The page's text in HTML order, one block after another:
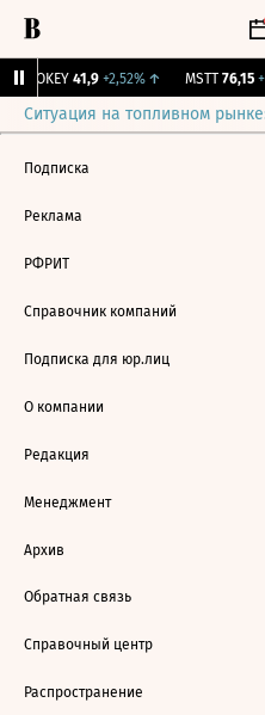
OKEY 41,9 +2,52%↑ MSTT 76,15
Ситуация на топливном
Подписка
Реклама
РФРИТ
Справочник компаний
Подписка для юр.лиц
О компании
Редакция
Менеджмент
Архив
Обратная связь
Справочный центр
Распространение